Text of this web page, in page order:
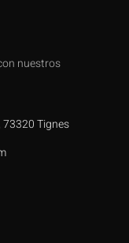
nuestros
73320 Tignes